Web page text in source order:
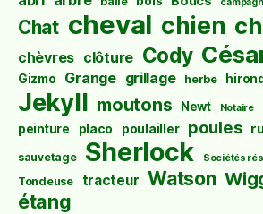
Chat cheval chien
chèvres clôture Cody
Gizmo Grange grillage herbe
Jekyll moutons Newt Notaire
peinture placo poulailler poules
sauvetage Sherlock Sociétés
Tondeuse tracteur Watson
étang